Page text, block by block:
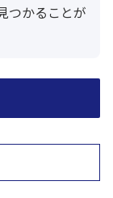
つかることが